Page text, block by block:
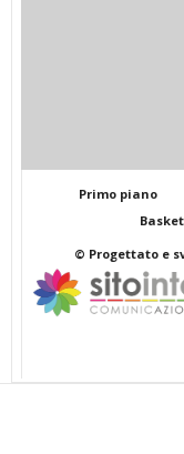
Primo piano
Basket
© Progettato e